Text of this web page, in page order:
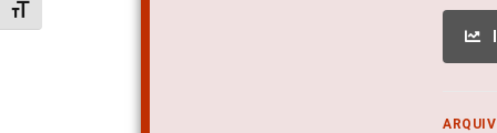
Alternar tamanho da fonte